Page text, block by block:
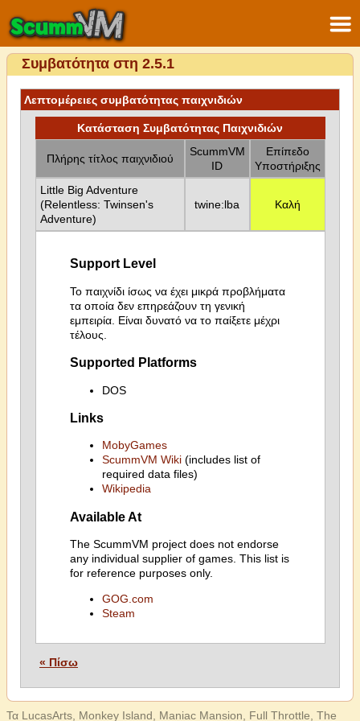
Συμβατότητα στη 2.5.1
Λεπτομέρειες συμβατότητας παιχνιδιών
Κατάσταση Συμβατότητας Παιχνιδιών
Πλήρης τίτλος παιχνιδιού
ScummVM
ID
Επίπεδο
Υποστήριξης
Little Big Adventure
(Relentless: Twinsen's
Adventure)
twine:lba Καλή
Support Level
Το παιχνίδι ίσως να έχει μικρά προβλήματα
τα οποία δεν επηρεάζουν τη γενική
εμπειρία. Είναι δυνατό να το παίξετε μέχρι
τέλους.
Supported Platforms
DOS
Links
MobyGames
ScummVM Wiki(includes list of
required data files)
Wikipedia
Available At
The ScummVM project does not endorse
any individual supplier of games. This list is
for reference purposes only.
GOG.com
Steam
« Πίσω
Τα LucasArts, Monkey Island, Maniac Mansion, Full Throttle, The